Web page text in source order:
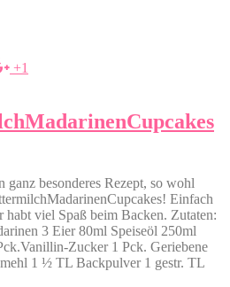
+1
besonderes Rezept, so wohl
Einfach
viel Spaß beim Backen. Zutaten:
3 Eier 80ml Speiseöl 250ml
Zucker 1 Pck. Geriebene
1 ½ TL Backpulver 1 gestr. TL